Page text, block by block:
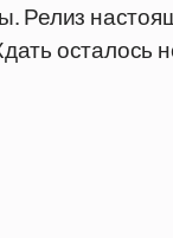
Релиз
осталось